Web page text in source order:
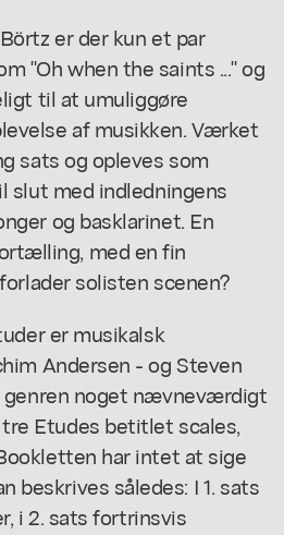
er der kun et par
"Oh when the saints ..." og
til at umuliggøre
af musikken. Værket
sats og opleves som
slut med indledningens
og basklarinet. En
med en fin
solisten scenen?
er musikalsk
Andersen - og Steven
noget nævneværdigt
Etudes betitlet scales,
har intet at sige
beskrives således: I 1. sats
i 2. sats fortrinsvis